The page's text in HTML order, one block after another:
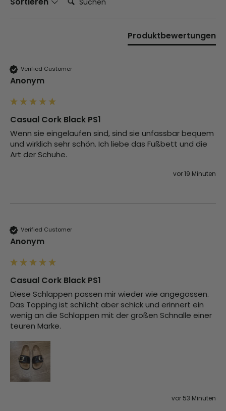
Produktbewertungen
Verified Customer
Anonym
Casual Cork Black PS1
Wenn sie eingelaufen sind, sind sie unfassbar bequem
und wirklich sehr schön. Ich liebe das Fußbett und die
Art der Schuhe.
vor 19 Minuten
Verified Customer
Anonym
Casual Cork Black PS1
Diese Schlappen passen mir wieder wie angegossen.
Das Topping ist schlicht aber schick und erinnert ein
wenig an die Schlappen mit der großen Schnalle einer
teuren Marke.
vor 53 Minuten